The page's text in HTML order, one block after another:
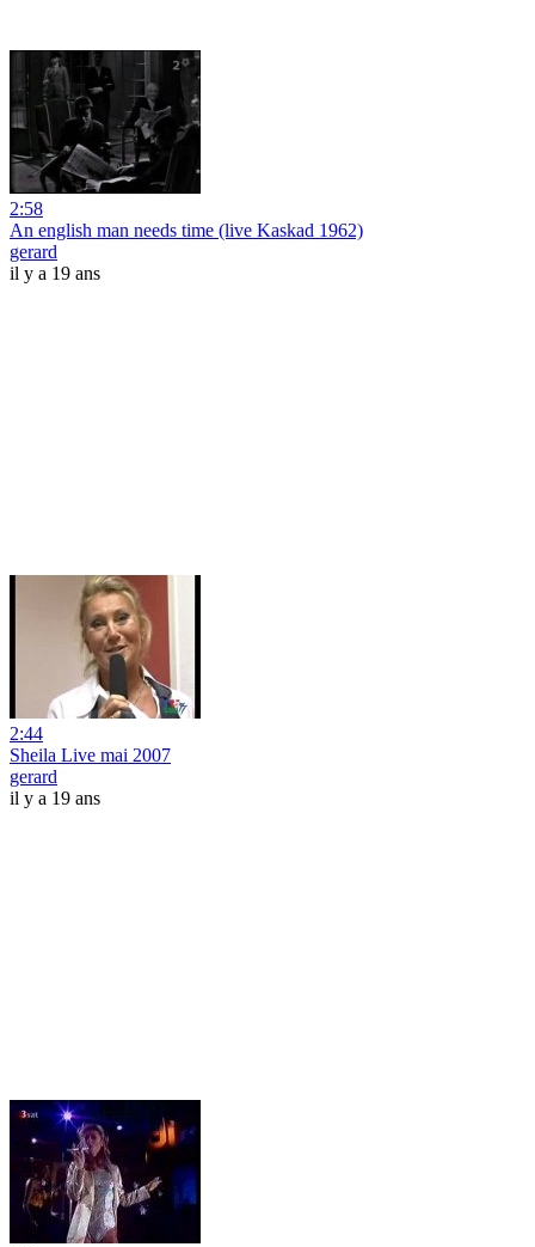
2:58
An english man needs time (live Kaskad 1962)
gerard
il y a 19 ans
2:44
Sheila Live mai 2007
gerard
il y a 19 ans